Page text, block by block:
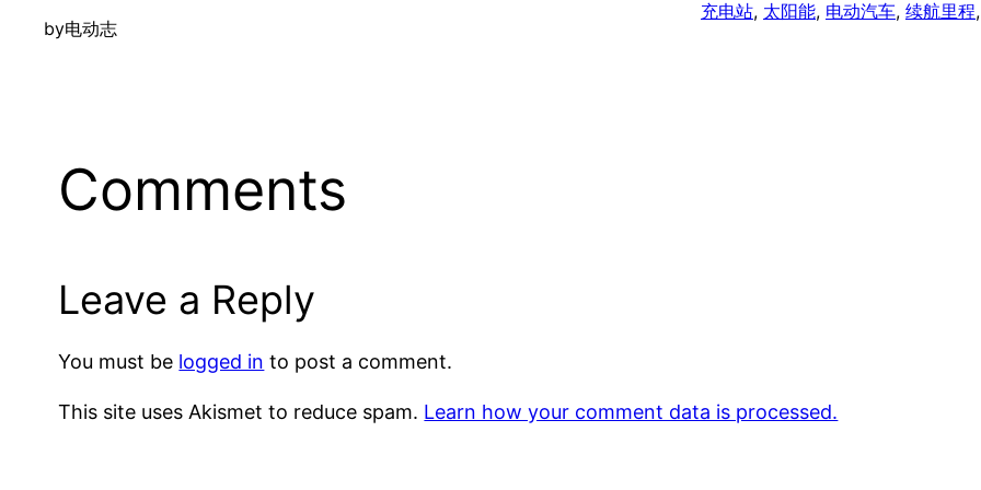
by电动志
充电站, 太阳能, 电动汽车, 续航里程
Comments
Leave a Reply
You must be logged in to post a comment.
This site uses Akismet to reduce spam. Learn how your comment data is processed.